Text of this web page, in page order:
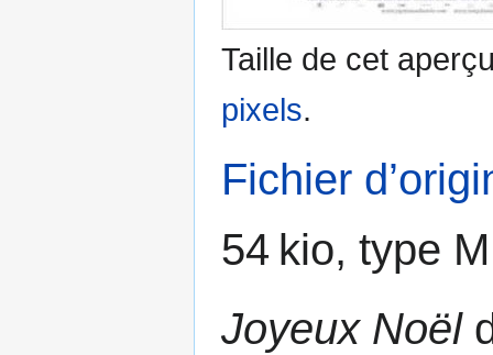
Taille de cet
pixels.
Fichier
54 kio, type
Joyeux Noël